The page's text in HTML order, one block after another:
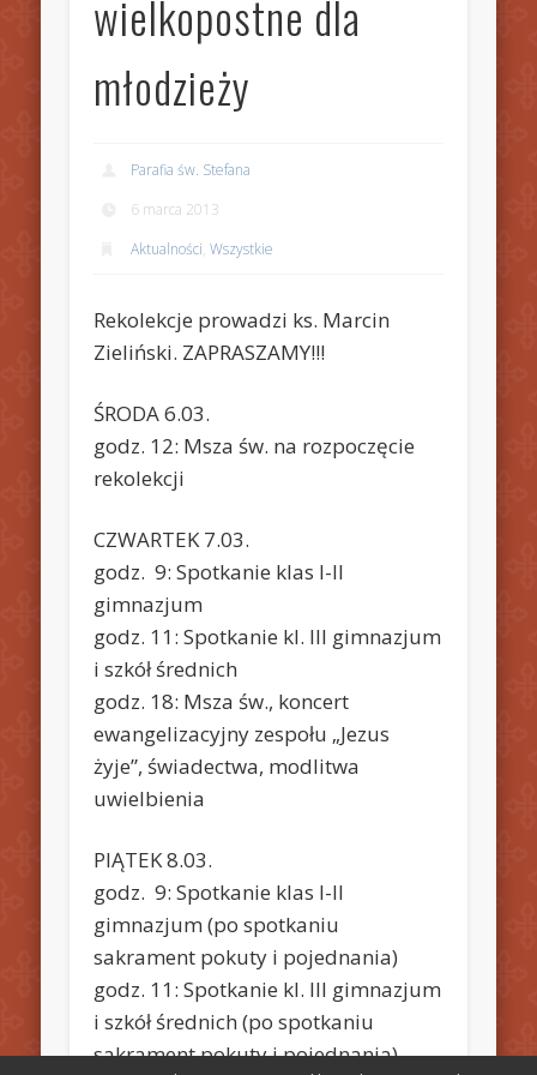
wielkopostne dla
młodzieży
Parafia św. Stefana
6 marca 2013
Aktualności,Wszystkie
Rekolekcje prowadzi ks. Marcin
Zieliński. ZAPRASZAMY!!!
ŚRODA 6.03.
godz. 12: Msza św. na rozpoczęcie
rekolekcji
CZWARTEK 7.03.
godz. 9: Spotkanie klas I-II
gimnazjum
godz. 11: Spotkanie kl. III gimnazjum
i szkół średnich
godz. 18: Msza św., koncert
ewangelizacyjny zespołu „Jezus
żyje”, świadectwa, modlitwa
uwielbienia
PIĄTEK 8.03.
godz. 9: Spotkanie klas I-II
gimnazjum (po spotkaniu
sakrament pokuty i pojednania)
godz. 11: Spotkanie kl. III gimnazjum
i szkół średnich (po spotkaniu
sakrament pokuty i pojednania)